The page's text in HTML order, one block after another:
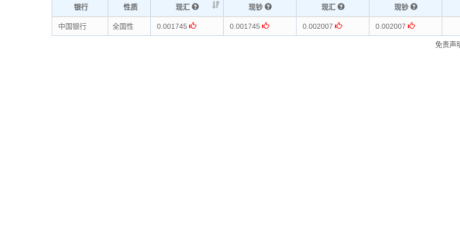
银行 性质 现汇 现钞 现汇 现钞
中国银行 全国性 0.001745 0.001745 0.002007 0.002007
免责声